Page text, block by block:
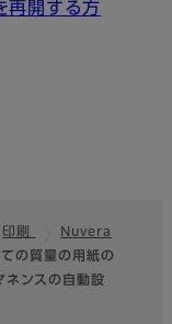
再開する方
印刷
Nuvera
ての質量の用紙の
ネンスの自動設